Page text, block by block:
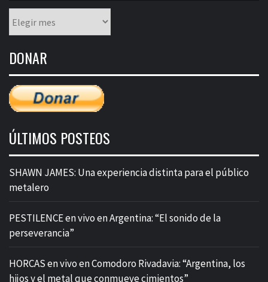
mensual
entradas
DONAR
ÚLTIMOS POSTEOS
SHAWN JAMES: Una experiencia distinta para el público
metalero
PESTILENCE en vivo en Argentina: “El sonido de la
perseverancia”
HORCAS en vivo en Comodoro Rivadavia: “Argentina, los
hijos y el metal que conmueve cimientos”